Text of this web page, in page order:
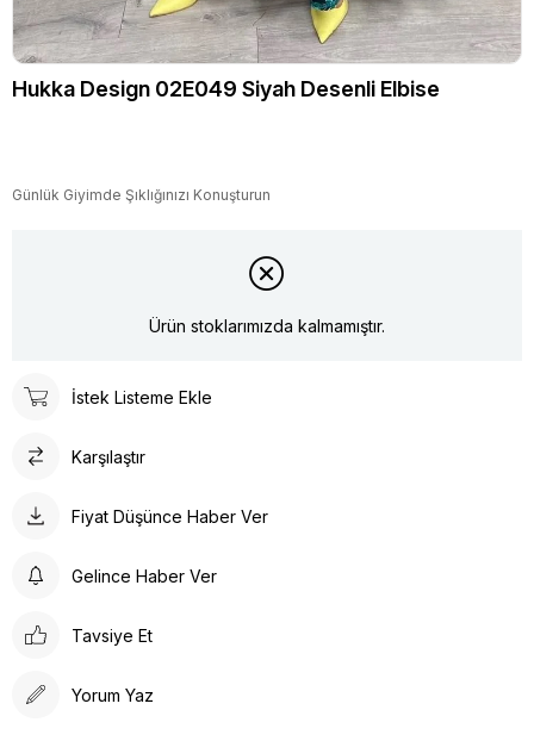
Hukka Design 02E049 Siyah Desenli Elbise
Günlük Giyimde Şıklığınızı Konuşturun
Ürün stoklarımızda kalmamıştır.
İstek Listeme Ekle
Karşılaştır
Fiyat Düşünce Haber Ver
Gelince Haber Ver
Tavsiye Et
Yorum Yaz